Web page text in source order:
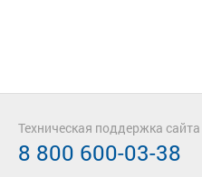
Техническая поддержка сайта
8 800 600-03-38